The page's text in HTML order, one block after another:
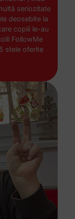
seriozitate
deosebite la
copiii le-au
FollowMe
stele oferite